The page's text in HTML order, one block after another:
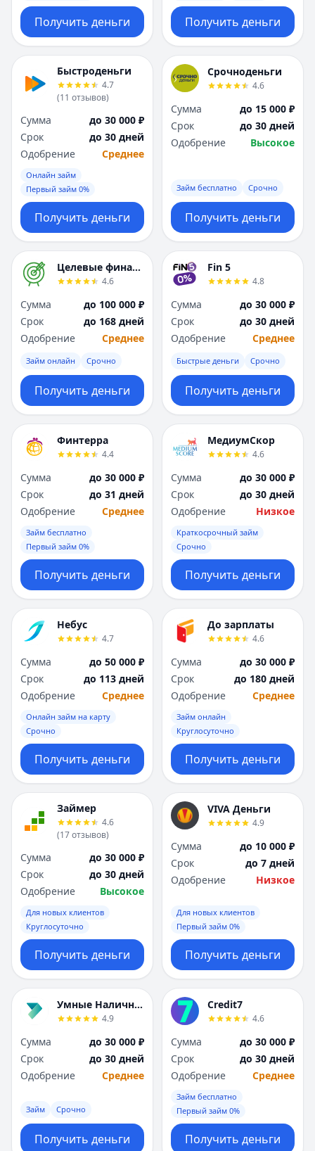
Получить деньги Получить деньги
Быстроденьги
4.7
(11 отзывов)
Сумма
до 30 000 ₽
Срок
до 30 дней
Одобрение
Среднее
Онлайн займ
Первый займ 0%
Получить деньги
Срочноденьги
4.6
Сумма
до 15 000 ₽
Срок
до 30 дней
Одобрение
Высокое
Займ бесплатно Срочно
Получить деньги
Целевые финансы
4.6
Сумма
до 100 000 ₽
Срок
до 168 дней
Одобрение
Среднее
Займ онлайн Срочно
Получить деньги
Fin 5
4.8
Сумма
до 30 000 ₽
Срок
до 30 дней
Одобрение
Среднее
Быстрые деньги Срочно
Получить деньги
Финтерра
4.4
Сумма
до 30 000 ₽
Срок
до 31 дней
Одобрение
Среднее
Займ бесплатно
Первый займ 0%
Получить деньги
МедиумСкор
4.6
Сумма
до 30 000 ₽
Срок
до 30 дней
Одобрение
Низкое
Краткосрочный займ
Срочно
Получить деньги
Небус
4.7
Сумма
до 50 000 ₽
Срок
до 113 дней
Одобрение
Среднее
Онлайн займ на карту
Срочно
Получить деньги
До зарплаты
4.6
Сумма
до 30 000 ₽
Срок
до 180 дней
Одобрение
Среднее
Займ онлайн
Круглосуточно
Получить деньги
Займер
4.6
(17отзывов)
Сумма
до 30 000 ₽
Срок
до 30 дней
Одобрение
Высокое
Для новых клиентов
Круглосуточно
Получить деньги
VIVA Деньги
4.9
Сумма
до 10 000 ₽
Срок
до 7 дней
Одобрение
Низкое
Для новых клиентов
Первый займ 0%
Получить деньги
Умные Наличные
4.9
Сумма
до 30 000 ₽
Срок
до 30 дней
Одобрение
Среднее
Займ Срочно
Получить деньги
Credit7
4.6
Сумма
до 30 000 ₽
Срок
до 30 дней
Одобрение
Среднее
Займ бесплатно
Первый займ 0%
Получить деньги